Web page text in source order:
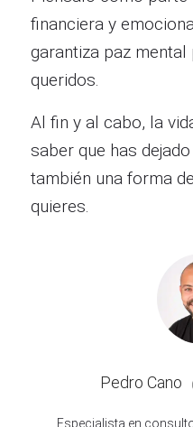
financiera y
garantiza paz
queridos.
Al fin y al cabo, la
saber que has
también una forma
quieres.
Pedro Cano (
Especialista en